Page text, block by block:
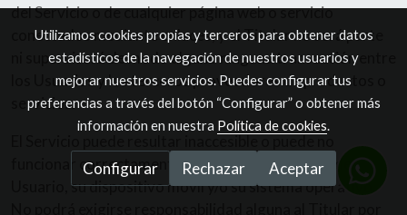
del Servicio o de cualquier página web o servicio
conectados mediante enlaces, y el Titular no será parte
ni supervisará de modo alguno ninguna transacción entre
los Usuarios y los terceros proveedores de productos o
servicios.
El Servicio puede resultar inaccesible o puede no
funcionar correctamente con el navegador web del
Usuario, su dispositivo móvil y/o su sistema operativo.
Utilizamos cookies propias y terceros para obtener datos
estadísticos de la navegación de nuestros usuarios y
mejorar nuestros servicios. Puedes configurar tus
preferencias a través del botón “Configurar” o obtener más
información en nuestra Política de cookies.
Configurar Rechazar Aceptar